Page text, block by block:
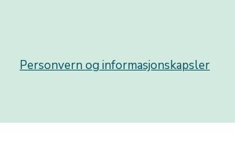
Personvern og informasjonskapsler